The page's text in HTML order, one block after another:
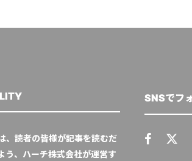
読者の皆様が記事を読むだ
う、ハーチ株式会社が運営す
SNSでフ